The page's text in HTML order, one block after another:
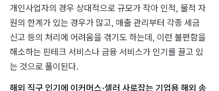
개인사업자의 경우 상대적으로 규모가 작아 인적, 물적 자
원의 한계가 있는 경우가 많고, 매출 관리부터 각종 세금
신고 등의 처리에 어려움을 겪기도 하는데, 이런 불편함을
해소하는 핀테크 서비스나 금융 서비스가 인기를 끌고 있
는 것으로 풀이된다.
해외 직구 인기에 이커머스·셀러 사로잡는 기업용 해외 송